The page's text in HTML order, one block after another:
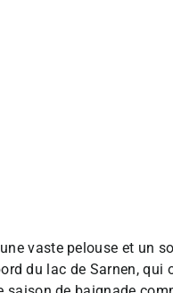
vaste pelouse et un
du lac de Sarnen, qui